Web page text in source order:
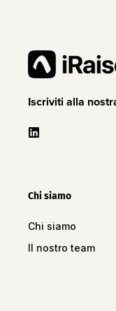
Iscriviti alla
Chi siamo
Chi siamo
Il nostro team